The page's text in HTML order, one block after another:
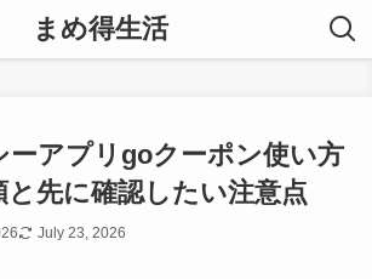
まめ得生活
ーアプリgoクーポン使い方
と先に確認したい注意点
July 23, 2026